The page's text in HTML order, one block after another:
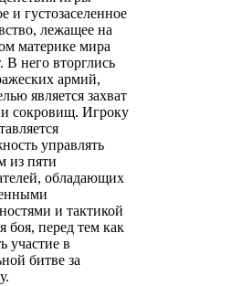
и густозаселенное
лежащее на
материке мира
В него вторглись
армий,
является захват
и сокровищ. Игроку
управлять
из пяти
обладающих
и тактикой
боя, перед тем как
участие в
битве за